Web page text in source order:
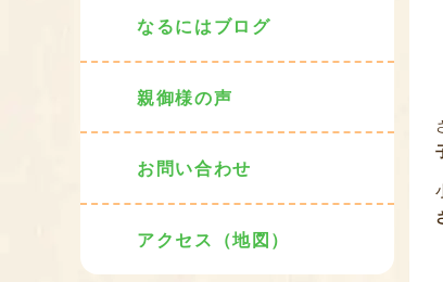
なるにはブログ
親御様の声
お問い合わせ
アクセス（地図）